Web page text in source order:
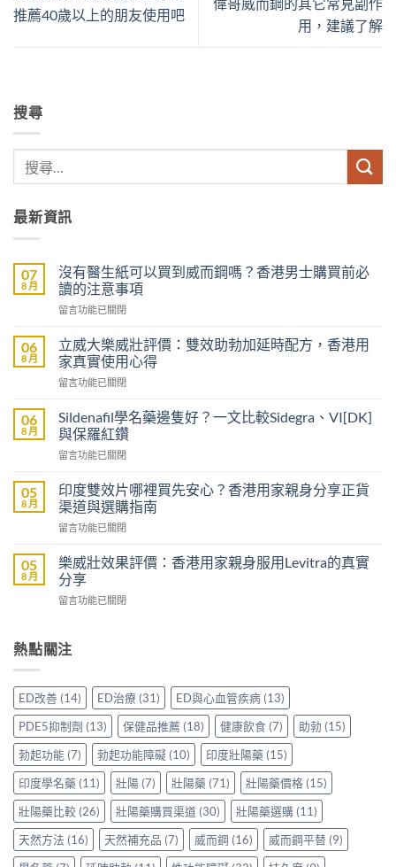
推薦40歲以上的朋友使用吧
偉哥威而鋼的其它常見副作
用，建議了解
搜尋
最新資訊
07
8 月
沒有醫生紙可以買到威而鋼嗎？香港男士購買前必
讀的注意事項
在
有
醫
生
紙
以
買
到
威
鋼
嗎？
港
士
購
買
讀
的
意
事
項〉
中
留言功能已關閉
06
8 月
立威大樂威壯評價：雙效助勃加延時配方，香港用
家真實使用心得
在
威
大
樂
威
評
價：
雙
效
勃
加
時
香
家
真
實
使
用
心
得〉
中
留言功能已關閉
06
8 月
Sildenafil學名藥邊隻好？一文比較Sidegra、VI[DK]
與保羅紅鑽
在
學
名
藥
邊
好？
一
文
比
VI[DK]
羅
紅
鑽〉
中
留言功能已關閉
05
8 月
印度雙效片哪裡買先安心？香港用家親身分享正貨
渠道與選購指南
在
度
雙
效
片
買
心？
香
港
用
家
親
身
分
享
正
貨
渠
留言功能已關閉
05
8 月
樂威壯效果評價：香港用家親身服用Levitra的真實
分享
在
壯
效
評
價：
香
港
用
家
親
身
服
用
Levitra
的
留言功能已關閉
熱點關注
ED改善 (14) ED治療 (31) ED與心血管疾病 (13)
PDE5抑制劑 (13) 保健品推薦 (18) 健康飲食 (7) 助勃 (15)
勃起功能 (7) 勃起功能障礙 (10) 印度壯陽藥 (15)
印度學名藥 (11) 壯陽 (7) 壯陽藥 (71) 壯陽藥價格 (15)
壯陽藥比較 (26) 壯陽藥購買渠道 (30) 壯陽藥選購 (11)
天然方法 (16) 天然補充品 (7) 威而鋼 (16) 威而鋼平替 (9)